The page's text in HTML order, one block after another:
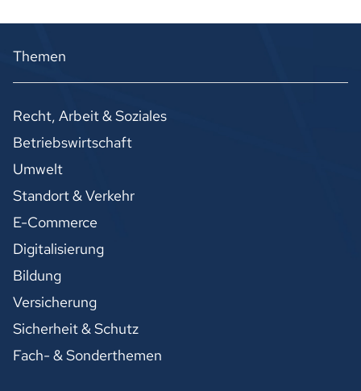
Themen
Recht, Arbeit & Soziales
Betriebswirtschaft
Umwelt
Standort & Verkehr
E-Commerce
Digitalisierung
Bildung
Versicherung
Sicherheit & Schutz
Fach- & Sonderthemen